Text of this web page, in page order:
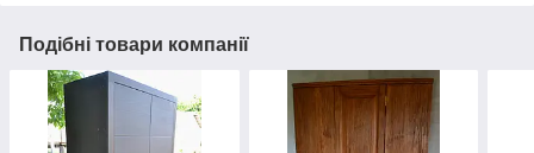
Подібні товари компанії